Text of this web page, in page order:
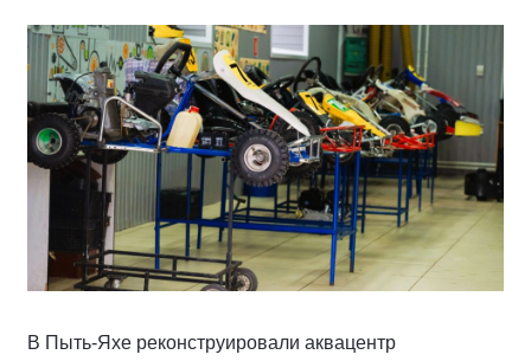
В Пыть-Яхе реконструировали аквацентр